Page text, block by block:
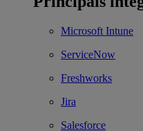
Microsoft Intune
ServiceNow
Freshworks
Jira
Salesforce